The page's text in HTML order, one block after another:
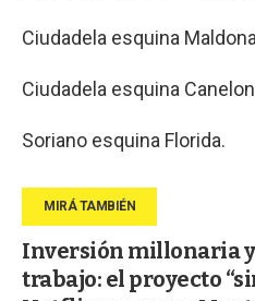
Ciudadela esquina
Ciudadela esquina
Soriano esquina Florida.
Inversión millonaria y
trabajo: el proyecto